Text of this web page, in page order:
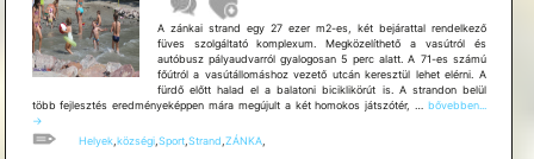
A zánkai strand egy 27 ezer m2-es, két bejárattal rendelkező
füves szolgáltató komplexum. Megközelíthető a vasútról és
autóbusz pályaudvarról gyalogosan 5 perc alatt. A 71-es számú
főútról a vasútállomáshoz vezető utcán keresztül lehet elérni. A
fürdő előtt halad el a balatoni biciklikörút is. A strandon belül
több fejlesztés eredményeképpen mára megújult a két homokos játszótér, … Zánka
bővebben...
→
Helyek, községi, Sport, Strand ZÁNKA,